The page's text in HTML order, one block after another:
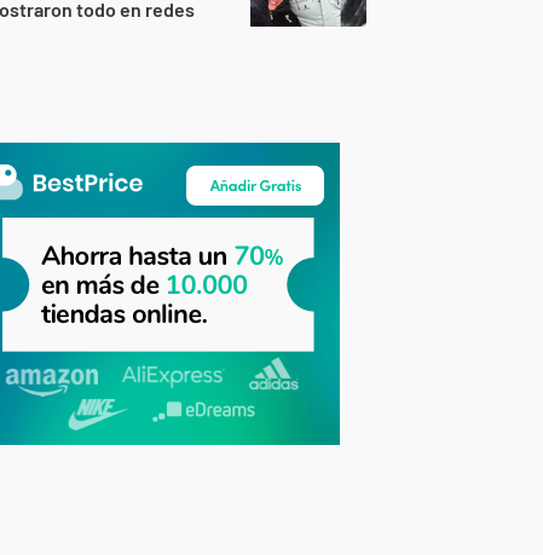
todo en redes